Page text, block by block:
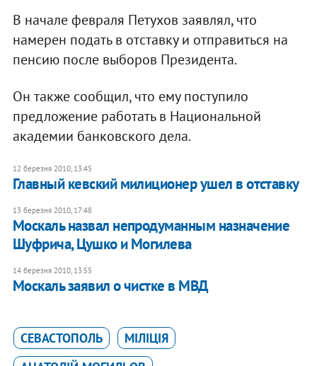
В начале февраля Петухов заявлял, что
намерен подать в отставку и отправиться на
пенсию после выборов Президента.
Он также сообщил, что ему поступило
предложение работать в Национальной
академии банковского дела.
12 березня 2010, 13:45
Главный кевский милиционер ушел в отставку
13 березня 2010, 17:48
Москаль назвал непродуманным назначение
Шуфрича, Цушко и Могилева
14 березня 2010, 13:55
Москаль заявил о чистке в МВД
СЕВАСТОПОЛЬ
МІЛІЦІЯ